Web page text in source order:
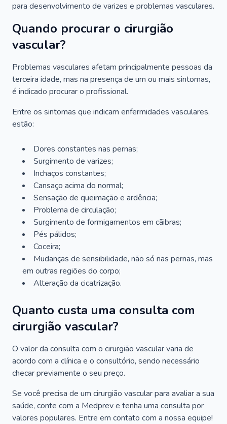
para desenvolvimento de varizes e problemas vasculares.
Quando procurar o cirurgião
vascular?
Problemas vasculares afetam principalmente pessoas da
terceira idade, mas na presença de um ou mais sintomas,
é indicado procurar o profissional.
Entre os sintomas que indicam enfermidades vasculares,
estão:
Dores constantes nas pernas;
Surgimento de varizes;
Inchaços constantes;
Cansaço acima do normal;
Sensação de queimação e ardência;
Problema de circulação;
Surgimento de formigamentos em cãibras;
Pés pálidos;
Coceira;
Mudanças de sensibilidade, não só nas pernas, mas
em outras regiões do corpo;
Alteração da cicatrização.
Quanto custa uma consulta com
cirurgião vascular?
O valor da consulta com o cirurgião vascular varia de
acordo com a clínica e o consultório, sendo necessário
checar previamente o seu preço.
Se você precisa de um cirurgião vascular para avaliar a sua
saúde, conte com a Medprev e tenha uma consulta por
valores populares. Entre em contato com a nossa equipe!